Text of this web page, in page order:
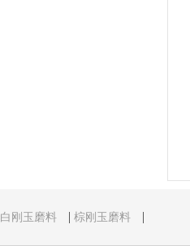
白刚玉磨料 | 棕刚玉磨料 |